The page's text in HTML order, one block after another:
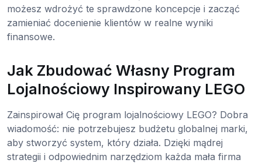
możesz wdrożyć te sprawdzone koncepcje i zacząć
zamieniać docenienie klientów w realne wyniki
finansowe.
Jak Zbudować Własny Program
Lojalnościowy Inspirowany LEGO
Zainspirował Cię program lojalnościowy LEGO? Dobra
wiadomość: nie potrzebujesz budżetu globalnej marki,
aby stworzyć system, który działa. Dzięki mądrej
strategii i odpowiednim narzędziom każda mała firma